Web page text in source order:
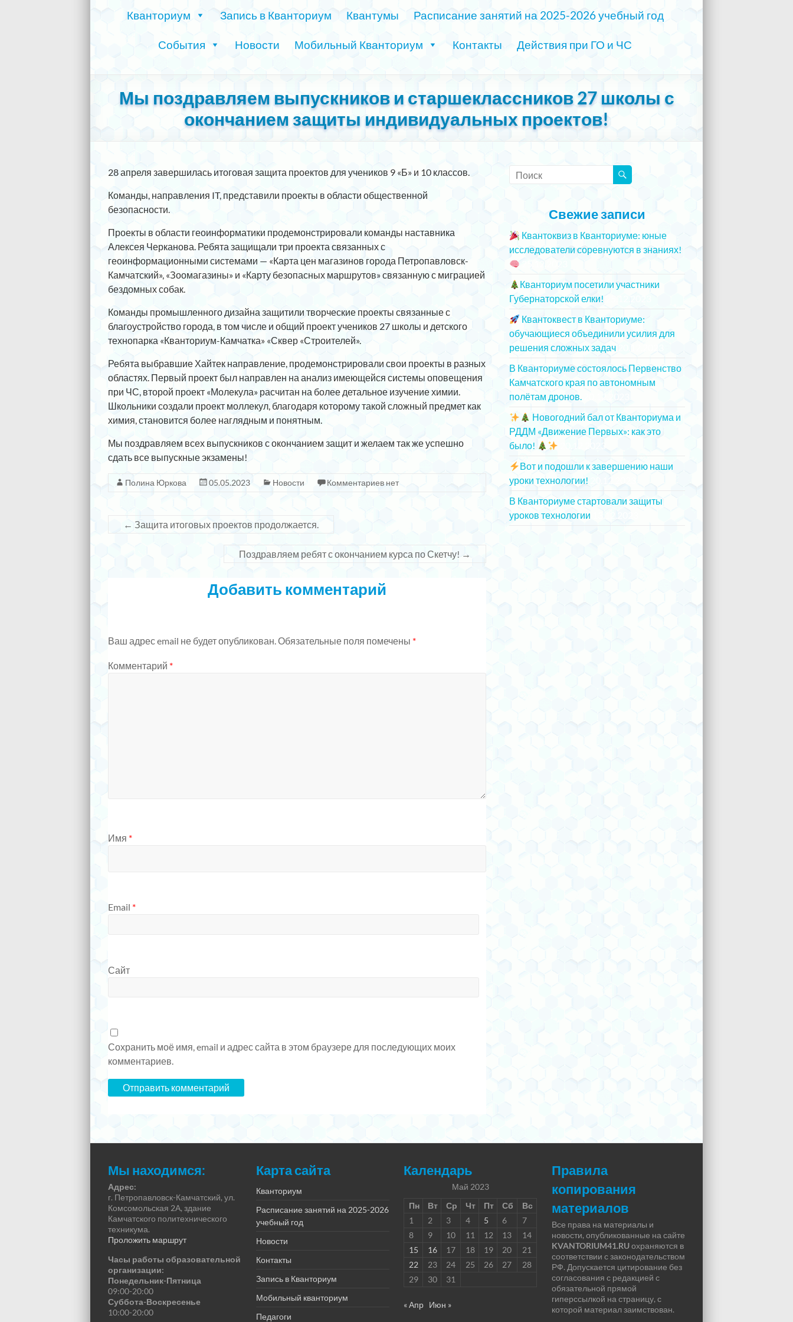
Кванториум Запись в Кванториум Квантумы Расписание занятий на 2025-2026 учебный год
События Новости Мобильный Кванториум Контакты Действия при ГО и ЧС
Мы поздравляем выпускников и старшеклассников 27 школы с
окончанием защиты индивидуальных проектов!
28 апреля завершилась итоговая защита проектов для учеников 9 «Б» и 10 классов.
Команды, направления IT, представили проекты в области общественной
безопасности.
Проекты в области геоинформатики продемонстрировали команды наставника
Алексея Черканова. Ребята защищали три проекта связанных с
геоинформационными системами — «Карта цен магазинов города Петропавловск-
Камчатский», «Зоомагазины» и «Карту безопасных маршрутов» связанную с миграцией
бездомных собак.
Команды промышленного дизайна защитили творческие проекты связанные с
благоустройство города, в том числе и общий проект учеников 27 школы и детского
технопарка «Кванториум-Камчатка» «Сквер «Строителей».
Ребята выбравшие Хайтек направление, продемонстрировали свои проекты в разных
областях. Первый проект был направлен на анализ имеющейся системы оповещения
при ЧС, второй проект «Молекула» расчитан на более детальное изучение химии.
Школьники создали проект моллекул, благодаря которому такой сложный предмет как
химия, становится более наглядным и понятным.
Мы поздравляем всех выпускников с окончанием защит и желаем так же успешно
сдать все выпускные экзамены!
Полина Юркова 05.05.2023 Новости Комментариев нет
← Защита итоговых проектов продолжается.
Поздравляем ребят с окончанием курса по Скетчу! →
Добавить комментарий
Ваш адрес email не будет опубликован.Обязательные поля помечены *
Комментарий *
Имя *
Email *
Сайт
Сохранить моё имя, email и адрес сайта в этом браузере для последующих моих
комментариев.
Свежие записи
Квантоквиз в Кванториуме: юные
исследователи соревнуются в знаниях!
Кванториум посетили участники
Губернаторской елки!
Квантоквест в Кванториуме:
обучающиеся объединили усилия для
решения сложных задач
В Кванториуме состоялось Первенство
Камчатского края по автономным
полётам дронов.
Новогодний бал от Кванториума и
РДДМ «Движение Первых»: как это
было!
Вот и подошли к завершению наши
уроки технологии!
В Кванториуме стартовали защиты
уроков технологии
Мы находимся:
Адрес:
г. Петропавловск-Камчатский, ул.
Комсомольская 2А, здание
Камчатского политехнического
техникума.
Проложить маршрут
Часы работы образовательной
организации:
Понедельник-Пятница
09:00-20:00
Суббота-Воскресенье
10:00-20:00
Карта сайта
Кванториум
Расписание занятий на 2025-2026
учебный год
Новости
Контакты
Запись в Кванториум
Мобильный кванториум
Педагоги
Календарь
Май 2023
Пн
Вт Ср Чт Пт Сб
Вс
1
2 3 4 5 6
7
8
9 10 11 12 13
14
15
16 17 18 19 20
21
22
23 24 25 26 27
28
29
30 31
« Апр Июн »
Правила
копирования
материалов
Все права на материалы и
новости, опубликованные на сайте
KVANTORIUM41.RUохраняются в
соответствии с законодательством
РФ. Допускается цитирование без
согласования с редакцией с
обязательной прямой
гиперссылкой на страницу, с
которой материал заимствован.